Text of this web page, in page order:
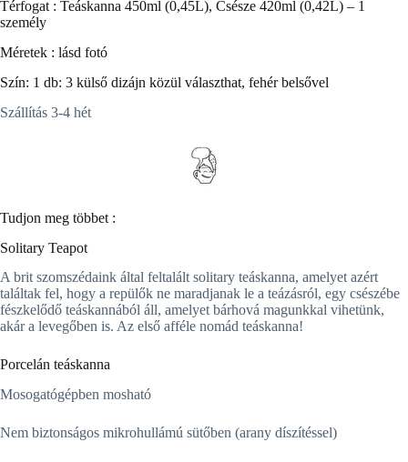
Térfogat : Teáskanna 450ml (0,45L), Csésze 420ml (0,42L) – 1
személy
Méretek : lásd fotó
Szín: 1 db: 3 külső dizájn közül választhat, fehér belsővel
Szállítás 3-4 hét
Tudjon meg többet :
Solitary Teapot
A brit szomszédaink által feltalált solitary teáskanna, amelyet azért
találtak fel, hogy a repülők ne maradjanak le a teázásról, egy csészébe
fészkelődő teáskannából áll, amelyet bárhová magunkkal vihetünk,
akár a levegőben is. Az első afféle nomád teáskanna!
Porcelán teáskanna
Mosogatógépben mosható
Nem biztonságos mikrohullámú sütőben (arany díszítéssel)